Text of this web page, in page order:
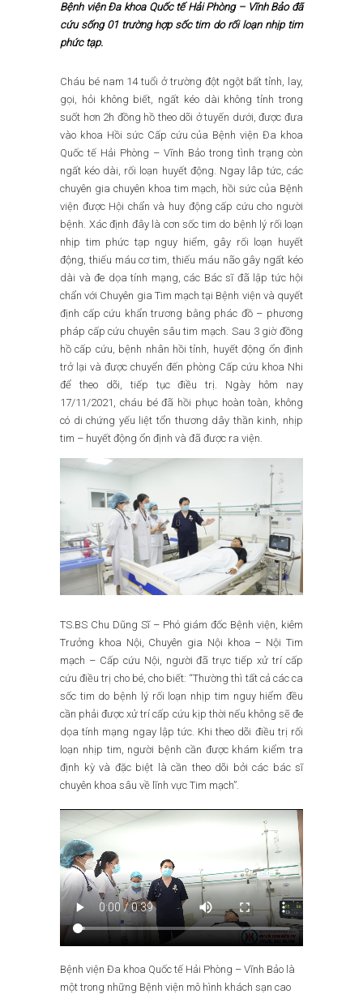
Bệnh viện Đa khoa Quốc tế Hải Phòng – Vĩnh Bảo đã
cứu sống 01 trường hợp sốc tim do rối loạn nhịp tim
phức tạp.
Cháu bé nam 14 tuổi ở trường đột ngột bất tỉnh, lay,
gọi, hỏi không biết, ngất kéo dài không tỉnh trong
suốt hơn 2h đồng hồ theo dõi ở tuyến dưới, được đưa
vào khoa Hồi sức Cấp cứu của Bệnh viện Đa khoa
Quốc tế Hải Phòng – Vĩnh Bảo trong tình trạng còn
ngất kéo dài, rối loạn huyết động. Ngay lâp tức, các
chuyên gia chuyên khoa tim mạch, hồi sức của Bệnh
viện được Hội chẩn và huy động cấp cứu cho người
bệnh. Xác định đây là cơn sốc tim do bệnh lý rối loạn
nhịp tim phức tạp nguy hiểm, gây rối loạn huyết
động, thiếu máu cơ tim, thiếu máu não gây ngất kéo
dài và đe dọa tính mạng, các Bác sĩ đã lập tức hội
chẩn với Chuyên gia Tim mạch tại Bệnh viện và quyết
định cấp cứu khẩn trương bằng phác đồ – phương
pháp cấp cứu chuyên sâu tim mạch. Sau 3 giờ đồng
hồ cấp cứu, bệnh nhân hồi tỉnh, huyết động ổn định
trở lại và được chuyển đến phòng Cấp cứu khoa Nhi
để theo dõi, tiếp tục điều trị. Ngày hôm nay
17/11/2021, cháu bé đã hồi phục hoàn toàn, không
có di chứng yếu liệt tổn thương dây thần kinh, nhịp
tim – huyết động ổn định và đã được ra viện.
TS.BS Chu Dũng Sĩ – Phó giám đốc Bệnh viện, kiêm
Trưởng khoa Nội, Chuyên gia Nội khoa – Nội Tim
mạch – Cấp cứu Nội, người đã trực tiếp xử trí cấp
cứu điều trị cho bé, cho biết: “Thường thì tất cả các ca
sốc tim do bệnh lý rối loạn nhịp tim nguy hiểm đều
cần phải được xử trí cấp cứu kịp thời nếu không sẽ đe
dọa tính mạng ngay lập tức. Khi theo dõi điều trị rối
loạn nhịp tim, người bệnh cần được khám kiểm tra
định kỳ và đặc biệt là cần theo dõi bởi các bác sĩ
chuyên khoa sâu về lĩnh vực Tim mạch”.
Bệnh viện Đa khoa Quốc tế Hải Phòng – Vĩnh Bảo là
một trong những Bệnh viện mô hình khách sạn cao